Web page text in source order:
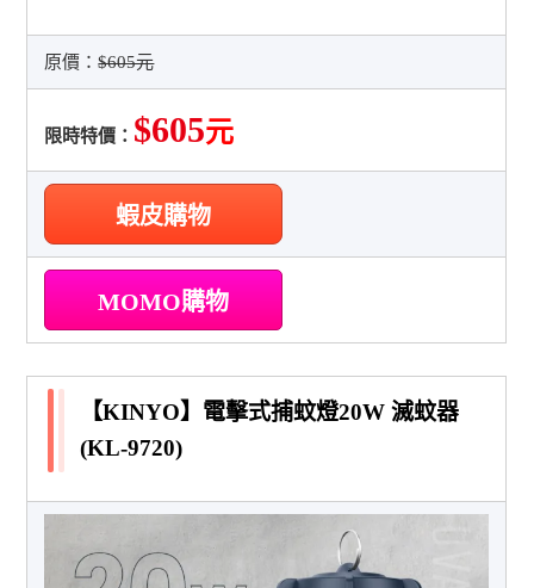
原價：$605元
限時特價： $605元
蝦皮購物
MOMO購物
【KINYO】電擊式捕蚊燈20W 滅蚊器
(KL-9720)